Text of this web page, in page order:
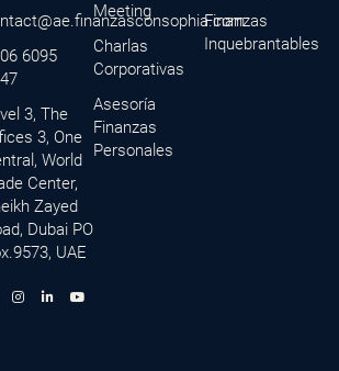
6095
3, The
3, One
World
Center,
Zayed
Dubai PO
UAE
I
n
L
i
Y
o
Meeting
Charlas
Corporativas
Asesoría
Finanzas
Personales
Finanzas
Inquebrantables